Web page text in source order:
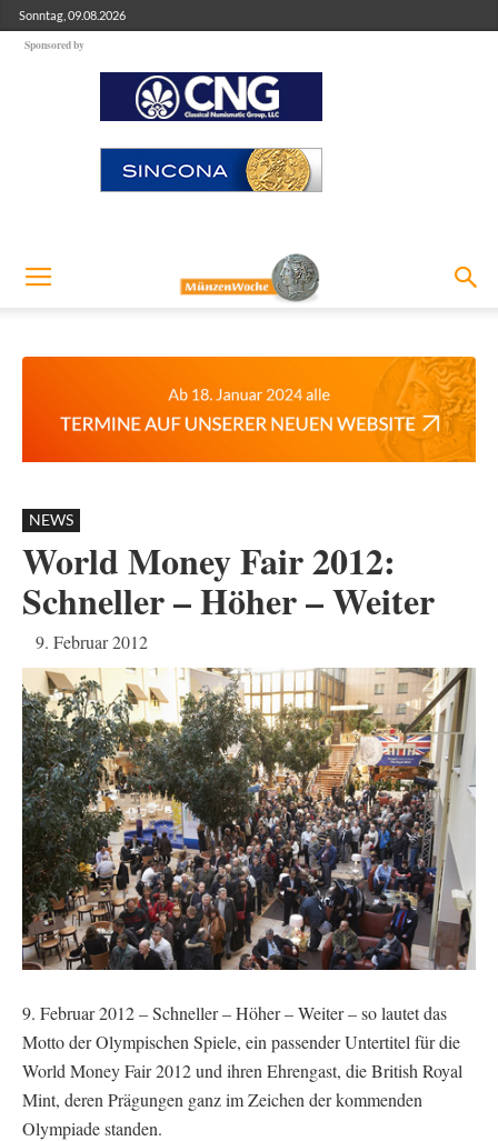
Sonntag, 09.08.2026
Sponsored by
NEWS
World Money Fair 2012:
Schneller – Höher – Weiter
9. Februar 2012
9. Februar 2012 – Schneller – Höher – Weiter – so lautet das
Motto der Olympischen Spiele, ein passender Untertitel für die
World Money Fair 2012 und ihren Ehrengast, die British Royal
Mint, deren Prägungen ganz im Zeichen der kommenden
Olympiade standen.